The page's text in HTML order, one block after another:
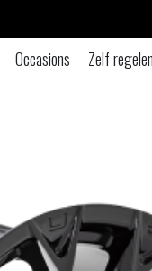
Occasions Zelf regelen